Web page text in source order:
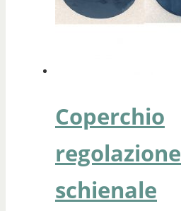
Coperchio
regolazione
schienale